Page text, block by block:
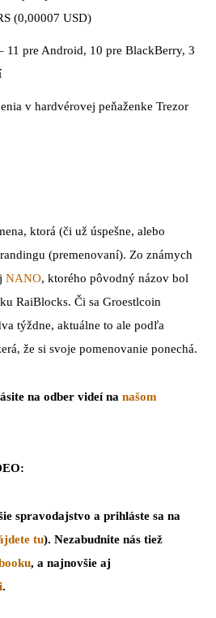
(0,00007 USD)
11 pre Android, 10 pre BlackBerry, 3
v hardvérovej peňaženke Trezor
ktorá (či už úspešne, alebo
(premenovaní). Zo známych
NANO, ktorého pôvodný názov bol
RaiBlocks. Či sa Groestlcoin
týždne, aktuálne to ale podľa
že si svoje pomenovanie ponechá.
na odber videí na našom
spravodajstvo a prihláste sa na
jdete tu). Nezabudnite nás tiež
, a najnovšie aj
.